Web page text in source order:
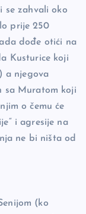
se zahvali oko
prije 250
dođe otići na
Kusturice koji
a njegova
sa Muratom koji
o čemu će
i agresije na
ne bi ništa od
(ko